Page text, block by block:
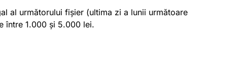
al următorului fișier (ultima zi a lunii următoare
între 1.000 și 5.000 lei.